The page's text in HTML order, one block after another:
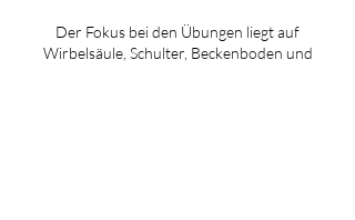
Der Fokus bei den Übungen liegt auf
Wirbelsäule, Schulter, Beckenboden und